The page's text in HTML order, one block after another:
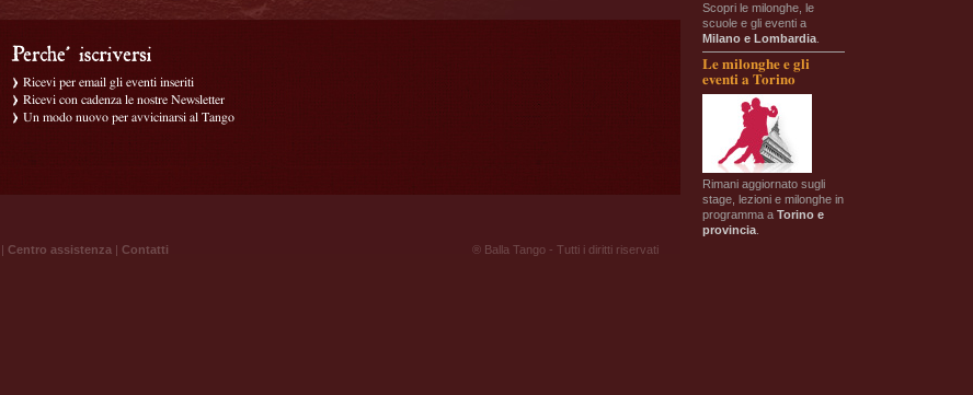
Scopri le milonghe, le
scuole e gli eventi a
Milano e Lombardia
Le milonghe e gli
eventi a Torino
Rimani aggiornato sugli
stage, lezioni e milonghe in
programma a Torino e
provincia
Ricevi per email gli eventi inseriti
Ricevi con cadenza le nostre Newsletter
Un modo nuovo per avvicinarsi al Tango
| Centro assistenza | Contatti ® Balla Tango - Tutti i diritti riservati